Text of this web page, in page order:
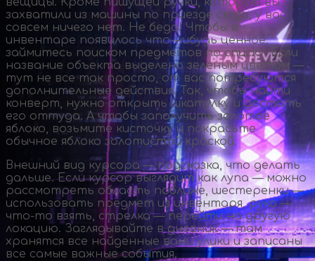
захватили из машины по приезде сюда, у вас
совсем ничего нет. Не беда! Чтобы в
инвентаре появилосьчто-нибудьценное,
займитесь поиском предметов по списку. Если
название объекта выделено зеленым цветом —
тут не все так просто, от вас потребуются
дополнительные действия. Так, чтобы найти
конверт, нужно открыть шкатулку и достать
его оттуда. А чтобы заполучить золотое
яблоко, возьмите кисточку и покрасьте
обычное яблоко золотистой краской.
Внешний вид курсора — подсказка, что делать
дальше. Если курсор выглядит как лупа — можно
рассмотреть область поближе, шестеренки —
использовать предмет из инвентаря, рука —
что-то взять, стрелка — перейти на другую
локацию. Заглядывайте в дневник — там
хранятся все найденные вами улики и записаны
все самые важные события.